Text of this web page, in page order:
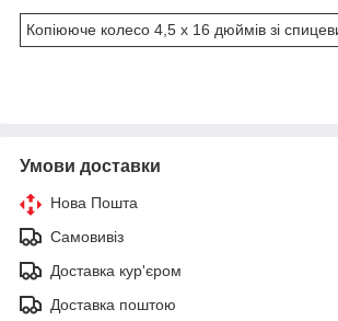
Копіююче колесо 4,5 х 16 дюймів зі
Умови доставки
Нова Пошта
Самовивіз
Доставка кур'єром
Доставка поштою